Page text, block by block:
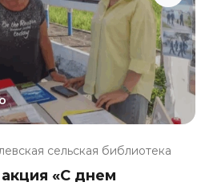
сельская библиотека
«С днем